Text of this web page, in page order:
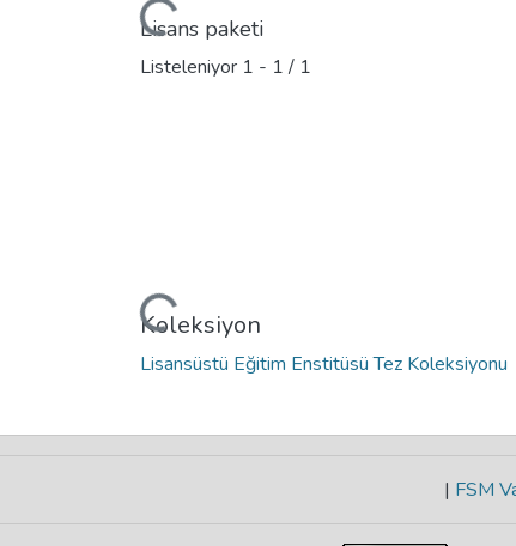
Lisans paketi
Listeleniyor 1 - 1 / 1
Yükleniyor...
Koleksiyon
Lisansüstü Eğitim Enstitüsü Tez Koleksiyonu
| FSM